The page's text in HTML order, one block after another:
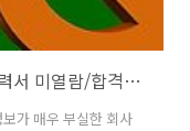
기업정보 부실한데 지원해도 될까? 이력서 미열람/합격통보기간 취준상식
가 매우 부실한 회사